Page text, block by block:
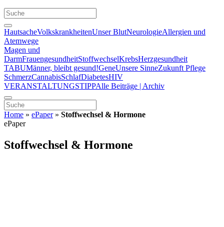
HautsacheVolkskrankheitenUnser BlutNeurologieAllergien und
Atemwege
Magen und
DarmFrauengesundheitStoffwechselKrebsHerzgesundheit
TABUMänner, bleibt gesund!GeneUnsere SinneZukunft Pflege
SchmerzCannabisSchlafDiabetesHIV
VERANSTALTUNGSTIPPAlle Beiträge | Archiv
Home » ePaper» Stoffwechsel & Hormone
ePaper
Stoffwechsel & Hormone